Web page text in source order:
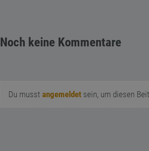
Noch keine Kommentare
Du musst angemeldet sein, um diesen